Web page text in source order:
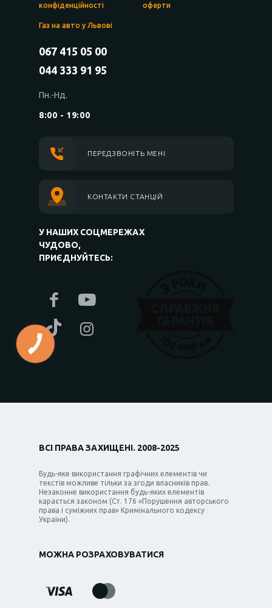
конфіденційності
оферти
Газ на авто у Львові
067 415 05 00
044 333 91 95
Пн.-Нд.
8:00 - 19:00
ПЕРЕДЗВОНІТЬ МЕНІ
КОНТАКТИ СТАНЦІЙ
У НАШИХ СОЦМЕРЕЖАХ
ЧУДОВО,
ПРИЄДНУЙТЕСЬ:
ВСІ ПРАВА ЗАХИЩЕНІ. 2008-2025
Будь-яке використання графічних елементів чи
текстів можливе тільки за згоди власників прав.
Незаконне використання будь-яких елементів
карається законом (Ст. 176 «Порушення авторського
права і суміжних прав» Кримінального кодексу
України).
МОЖНА РОЗРАХОВУВАТИСЯ